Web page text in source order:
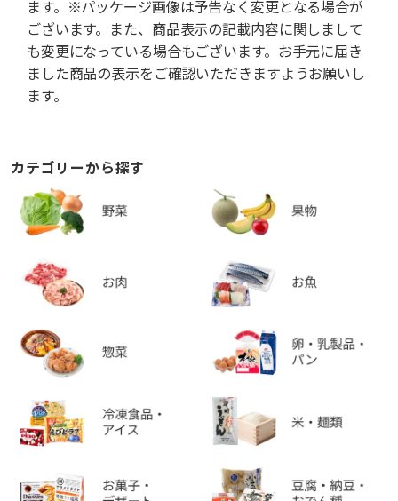
ます。※パッケージ画像は予告なく変更となる場合が
ございます。また、商品表示の記載内容に関しまして
も変更になっている場合もございます。お手元に届き
ました商品の表示をご確認いただきますようお願いし
ます。
カテゴリーから探す